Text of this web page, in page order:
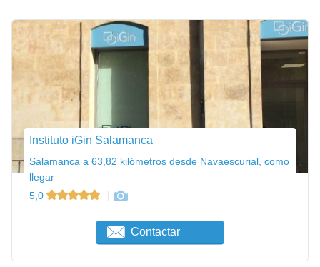
Instituto iGin Salamanca
Salamanca a 63,82 kilómetros desde Navaescurial, como
llegar
5,0
Contactar